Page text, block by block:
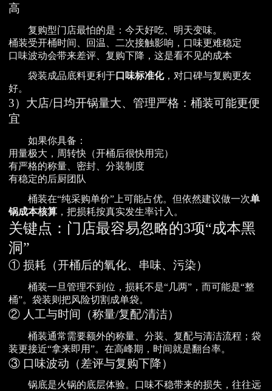
高
复购型门店最怕的是：今天好吃、明天变味。
桶装受开桶时间、回温、二次接触影响，口味更难稳定
口味波动会带来差评、复购下降，这是看不见的成本
袋装成品底料更利于口味标准化，对口碑与复购更友
好。
3）大店/日均开锅量大、管理严格：桶装可能更便
宜
如果你具备：
用量极大，周转快（开桶后很快用完）
有严格的称量、密封、分装制度
有稳定的后厨团队
桶装在“纯采购单价”上可能占优。但依然建议做一次单
锅成本核算 ，把损耗按真实发生率计入。
关键点：门店最容易忽略的3项“成本黑
洞”
① 损耗（开桶后的氧化、串味、污染）
桶装一旦管理不到位，损耗不是“几两”，而可能是“整
桶”。袋装则把风险切割成单袋。
② 人工与时间（称量/复配/清洁）
桶装通常需要额外的称量、分装、复配与清洁流程；袋
装更接近“拿来即用”。在高峰期，时间就是翻台率。
③ 口味波动（差评与复购下降）
锅底是火锅的底层体验。口味不稳带来的损失，往往远